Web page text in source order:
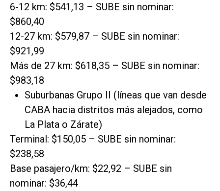
6-12 km: $541,13 – SUBE sin nominar:
$860,40
12-27 km: $579,87 – SUBE sin nominar:
$921,99
Más de 27 km: $618,35 – SUBE sin nominar:
$983,18
Suburbanas Grupo II (líneas que van desde
CABA hacia distritos más alejados, como
La Plata o Zárate)
Terminal: $150,05 – SUBE sin nominar:
$238,58
Base pasajero/km: $22,92 – SUBE sin
nominar: $36,44